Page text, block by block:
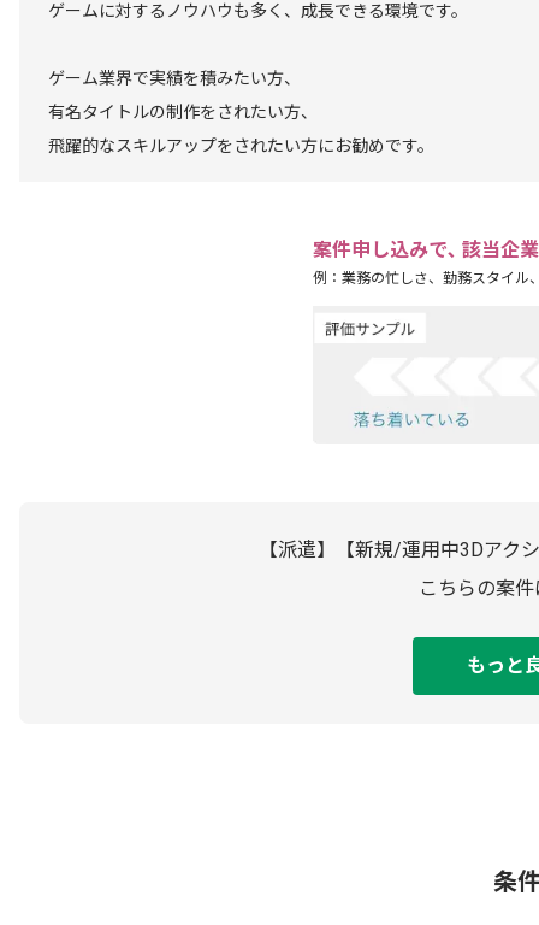
ゲームに対するノウハウも多く、成長できる環境です。
ゲーム業界で実績を積みたい方、
有名タイトルの制作をされたい方、
飛躍的なスキルアップをされたい方にお勧めです。
案件申し込みで､ 該当企
例：業務の忙しさ、勤務スタイル
【派遣】【新規/運用中3Dアク
こちらの案
もっと
条